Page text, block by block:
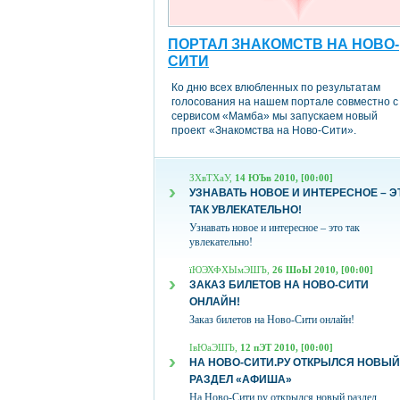
ПОРТАЛ ЗНАКОМСТВ НА НОВО-
СИТИ
Ко дню всех влюбленных по результатам
голосования на нашем портале совместно с
сервисом «Мамба» мы запускаем новый
проект «Знакомства на Ново-Сити».
ЗХвТХаУ, 14 ЮЪв 2010, [00:00]
УЗНАВАТЬ НОВОЕ И ИНТЕРЕСНОЕ –
ТАК УВЛЕКАТЕЛЬНО!
Узнавать новое и интересное – это так
увлекательно!
їЮЭХФХЫмЭШЪ, 26 ШоЫ 2010, [00:00]
ЗАКАЗ БИЛЕТОВ НА НОВО-СИТИ
ОНЛАЙН!
Заказ билетов на Ново-Сити онлайн!
ІвЮаЭШЪ, 12 пЭТ 2010, [00:00]
НА НОВО-СИТИ.РУ ОТКРЫЛСЯ НОВЫЙ
РАЗДЕЛ «АФИША»
На Ново-Сити.ру открылся новый раздел